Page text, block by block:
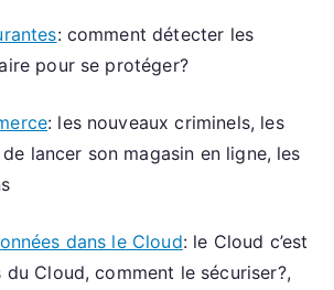
: comment détecter les
pour se protéger?
: les nouveaux criminels, les
lancer son magasin en ligne, les
dans le Cloud: le Cloud c’est
du Cloud, comment le sécuriser?,